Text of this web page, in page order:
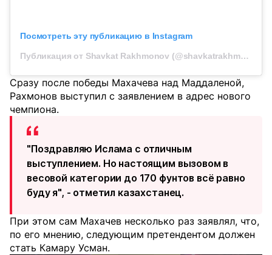
Посмотреть эту публикацию в Instagram
Публикация от Shavkat Rakhmonov (@shavkatrakhmonov94)
Сразу после победы Махачева над Маддаленой,
Рахмонов выступил с заявлением в адрес нового
чемпиона.
"Поздравляю Ислама с отличным
выступлением. Но настоящим вызовом в
весовой категории до 170 фунтов всё равно
буду я", - отметил казахстанец.
При этом сам Махачев несколько раз заявлял, что,
по его мнению, следующим претендентом должен
стать Камару Усман.